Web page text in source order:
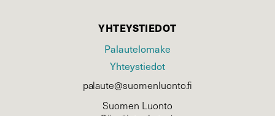
YHTEYSTIEDOT
Palautelomake
Yhteystiedot
palaute@suomenluonto.fi
Suomen Luonto